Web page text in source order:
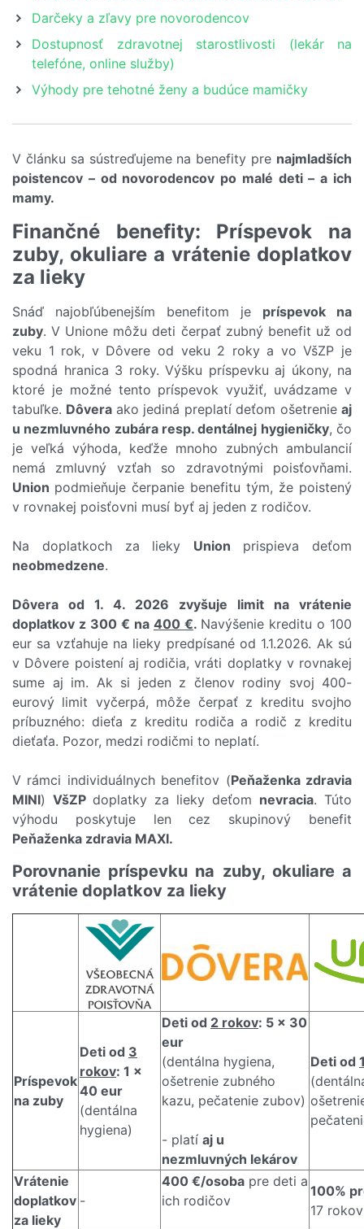
Darčeky a zľavy pre novorodencov
Dostupnosť zdravotnej starostlivosti (lekár na
telefóne, online služby)
Výhody pre tehotné ženy a budúce mamičky
V článku sa sústreďujeme na benefity pre najmladších
poistencov – od novorodencov po malé deti – a ich
mamy.
Finančné benefity: Príspevok na
zuby, okuliare a vrátenie doplatkov
za lieky
Snáď najobľúbenejším benefitom je príspevok na
zuby. V Unione môžu deti čerpať zubný benefit už od
veku 1 rok, v Dôvere od veku 2 roky a vo VšZP je
spodná hranica 3 roky. Výšku príspevku aj úkony, na
ktoré je možné tento príspevok využiť, uvádzame v
tabuľke. Dôvera ako jediná preplatí deťom ošetrenieaj
u nezmluvného zubára resp. dentálnej hygieničky, čo
je veľká výhoda, keďže mnoho zubných ambulancií
nemá zmluvný vzťah so zdravotnými poisťovňami.
Union podmieňuje čerpanie benefitu tým, že poistený
v rovnakej poisťovni musí byť aj jeden z rodičov.
Na doplatkoch za lieky Union prispieva deťom
neobmedzene.
Dôvera od 1. 4. 2026 zvyšuje limit na vrátenie
doplatkov z 300 € na 400 €. Navýšenie kreditu o 100
eur sa vzťahuje na lieky predpísané od 1.1.2026. Ak sú
v Dôvere poistení aj rodičia, vráti doplatky v rovnakej
sume aj im. Ak si jeden z členov rodiny svoj 400-
eurový limit vyčerpá, môže čerpať z kreditu svojho
príbuzného: dieťa z kreditu rodiča a rodič z kreditu
dieťaťa. Pozor, medzi rodičmi to neplatí.
V rámci individuálnych benefitov (Peňaženka zdravia
MINI) VšZP doplatky za lieky deťom nevracia. Túto
výhodu poskytuje len cez skupinový benefit
Peňaženka zdravia MAXI.
Porovnanie príspevku na zuby, okuliare a
vrátenie doplatkov za lieky
Príspevok
na zuby
Deti od 3
rokov: 1 x
40 eur
(dentálna
hygiena)
Deti od 2 rokov: 5 x 30
eur
(dentálna hygiena,
ošetrenie zubného
kazu, pečatenie zubov)
- platí aj u
nezmluvných lekárov
Deti od
Vrátenie
doplatkov
za lieky
-
400 €/osoba pre deti a
ich rodičov
100%
17